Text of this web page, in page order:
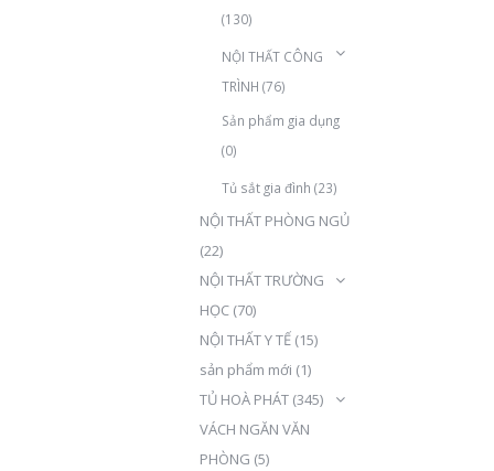
(130)
NỘI THẤT CÔNG
TRÌNH (76)
Sản phẩm gia dụng
(0)
Tủ sắt gia đình (23)
NỘI THẤT PHÒNG NGỦ
(22)
NỘI THẤT TRƯỜNG
HỌC (70)
NỘI THẤT Y TẾ (15)
sản phẩm mới (1)
TỦ HOÀ PHÁT (345)
VÁCH NGĂN VĂN
PHÒNG (5)